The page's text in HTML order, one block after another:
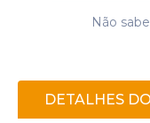
Não
DETALHES